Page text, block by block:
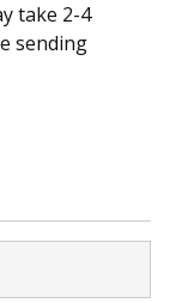
take 2-4
sending